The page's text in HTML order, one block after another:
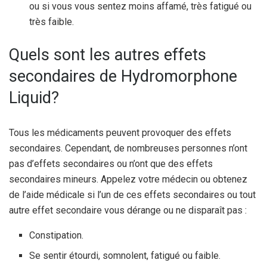
ou si vous vous sentez moins affamé, très fatigué ou
très faible.
Quels sont les autres effets
secondaires de Hydromorphone
Liquid?
Tous les médicaments peuvent provoquer des effets
secondaires. Cependant, de nombreuses personnes n’ont
pas d’effets secondaires ou n’ont que des effets
secondaires mineurs. Appelez votre médecin ou obtenez
de l’aide médicale si l’un de ces effets secondaires ou tout
autre effet secondaire vous dérange ou ne disparaît pas :
Constipation.
Se sentir étourdi, somnolent, fatigué ou faible.